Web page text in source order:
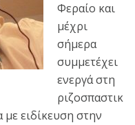
Φεραίο και
μέχρι
σήμερα
συμμετέχει
ενεργά στη
ριζοσπαστικ
ειδίκευση στην